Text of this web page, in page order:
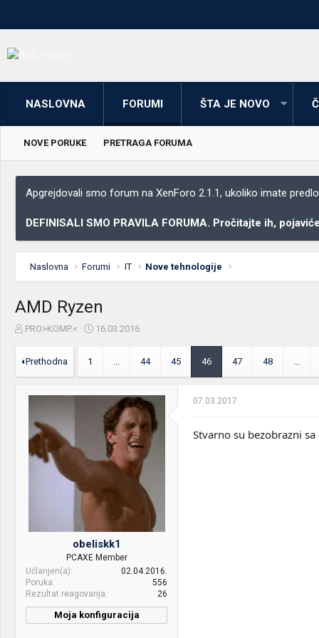
NASLOVNA FORUMI ŠTA JE NOVO
NOVE PORUKE PRETRAGA FORUMA
Apgrejdovali smo forum na XenForo 2.1.1, ukoliko imate
DEFINISALI SMO PRAVILA FORUMA. Pročitajte ih,
Naslovna Forumi IT Nove tehnologije
AMD Ryzen
Z
e
t
e
m
PRO>KOMP.<
D
m
a
16.03.2016.
Prethodna 1 44 45 46 47 48
obeliskk1
PCAXE Member
Učlanjen(a)
02.04.2016.
Poruka
556
Rezultat reagovanja
26
Moja konfiguracija
07.03.2017.
Stvarno su bezobrazni